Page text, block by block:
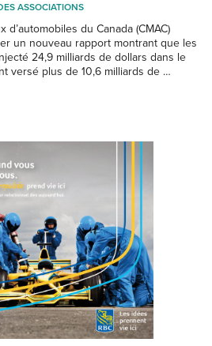
ASSOCIATIONS
du Canada (CMAC)
un nouveau rapport montrant que les
24,9 milliards de dollars dans le
versé plus de 10,6 milliards de …